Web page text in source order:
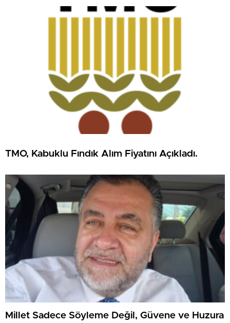
TMO, Kabuklu Fındık Alım Fiyatını Açıkladı.
Millet Sadece Söyleme Değil, Güvene ve Huzura